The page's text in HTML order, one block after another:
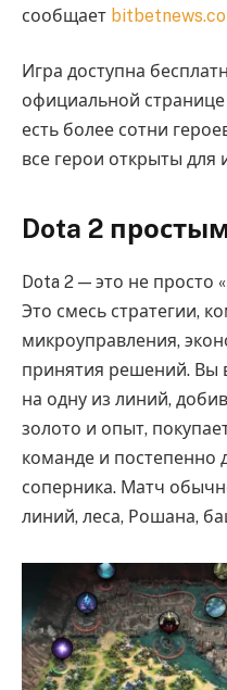
сообщает
Игра доступна
официальной странице
есть более сотни
все герои открыты для
Dota 2
Dota 2 — это не просто
Это смесь стратегии,
микроуправления,
принятия решений. Вы
на одну из линий,
золото и опыт,
команде и постепенно
соперника. Матч
линий, леса, Рошана,